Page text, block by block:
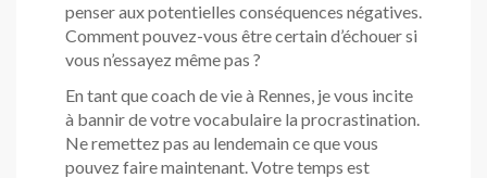
penser aux potentielles conséquences négatives.
Comment pouvez-vous être certain d’échouer si
vous n’essayez même pas ?
En tant que coach de vie à Rennes, je vous incite
à bannir de votre vocabulaire la procrastination.
Ne remettez pas au lendemain ce que vous
pouvez faire maintenant. Votre temps est